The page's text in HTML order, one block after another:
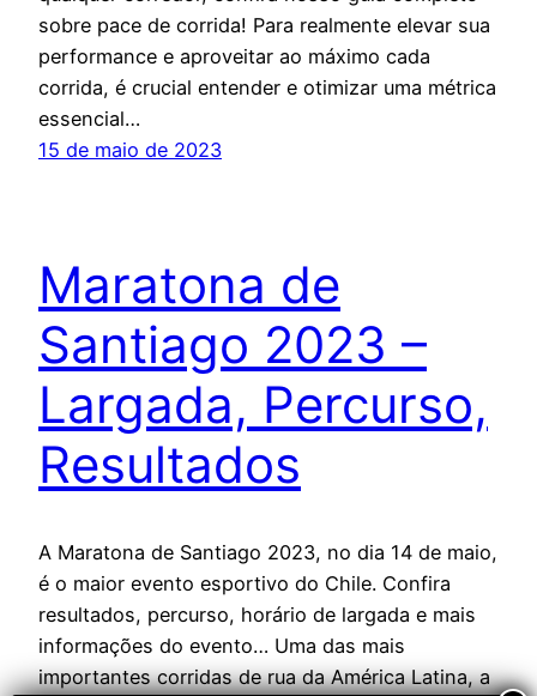
sobre pace de corrida! Para realmente elevar sua
performance e aproveitar ao máximo cada
corrida, é crucial entender e otimizar uma métrica
essencial…
15 de maio de 2023
Maratona de
Santiago 2023 –
Largada, Percurso,
Resultados
A Maratona de Santiago 2023, no dia 14 de maio,
é o maior evento esportivo do Chile. Confira
resultados, percurso, horário de largada e mais
informações do evento… Uma das mais
importantes corridas de rua da América Latina, a